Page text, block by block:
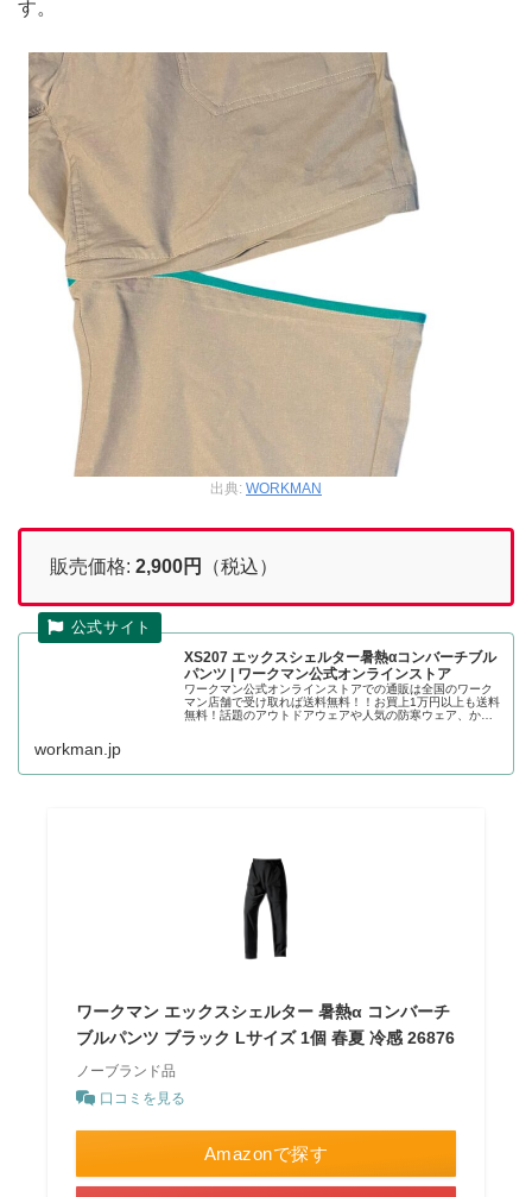
す。
出典: WORKMAN
販売価格: 2,900円 （税込）
XS207 エックスシェルター暑熱αコンバーチブル
パンツ | ワークマン公式オンラインストア
ワークマン公式オンラインストアでの通販は全国のワーク
マン店舗で受け取れば送料無料！！お買上1万円以上も送料
無料！話題のアウトドアウェアや人気の防寒ウェア、かっ
workman.jp
ワークマン エックスシェルター 暑熱α コンバーチ
ブルパンツ ブラック Lサイズ 1個 春夏 冷感 26876
ノーブランド品
口コミを見る
Amazonで探す